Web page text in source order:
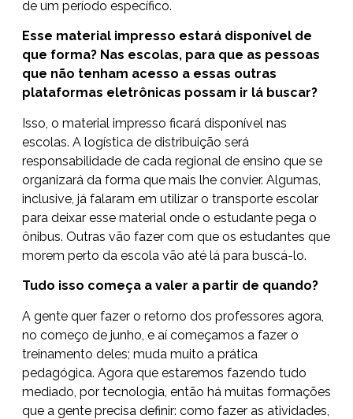
de um período específico.
Esse material impresso estará disponível de
que forma? Nas escolas, para que as pessoas
que não tenham acesso a essas outras
plataformas eletrônicas possam ir lá buscar?
Isso, o material impresso ficará disponível nas
escolas. A logística de distribuição será
responsabilidade de cada regional de ensino que se
organizará da forma que mais lhe convier. Algumas,
inclusive, já falaram em utilizar o transporte escolar
para deixar esse material onde o estudante pega o
ônibus. Outras vão fazer com que os estudantes que
morem perto da escola vão até lá para buscá-lo.
Tudo isso começa a valer a partir de quando?
A gente quer fazer o retorno dos professores agora,
no começo de junho, e aí começamos a fazer o
treinamento deles; muda muito a prática
pedagógica. Agora que estaremos fazendo tudo
mediado, por tecnologia, então há muitas formações
que a gente precisa definir: como fazer as atividades,